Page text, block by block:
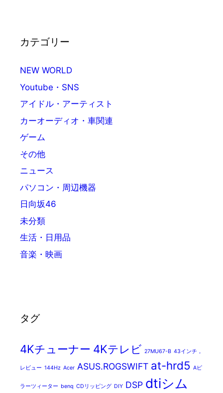
カテゴリー
NEW WORLD
Youtube・SNS
アイドル・アーティスト
カーオーディオ・車関連
ゲーム
その他
ニュース
パソコン・周辺機器
日向坂46
未分類
生活・日用品
音楽・映画
タグ
4Kチューナー 4Kテレビ 27MU67-B 43インチ，
レビュー 144Hz Acer ASUS.ROGSWIFT at-hrd5 Aピ
ラーツィーター benq CDリッピング DIY DSP dtiシム